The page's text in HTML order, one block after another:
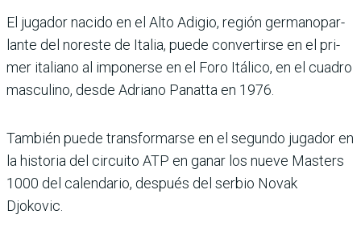
El jugador nacido en el Alto Adigio, región germanopar­
lante del noreste de Italia, puede convertirse en el pri­
mer italiano al imponerse en el Foro Itálico, en el cuadro
masculino, desde Adriano Panatta en 1976.
También puede transfor­marse en el segundo jugador en
la historia del circuito ATP en ganar los nueve Masters
1000 del calendario, después del serbio Novak
Djokovic.